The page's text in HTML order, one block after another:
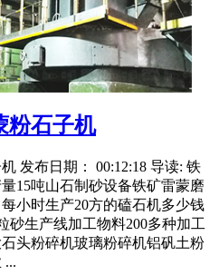
粉石子机
发布日期： 00:12:18 导读: 铁
15吨山石制砂设备铁矿雷蒙磨
小时生产20方的磕石机多少钱
砂生产线加工物料200多种加工
头粉碎机玻璃粉碎机铝矾土粉
...